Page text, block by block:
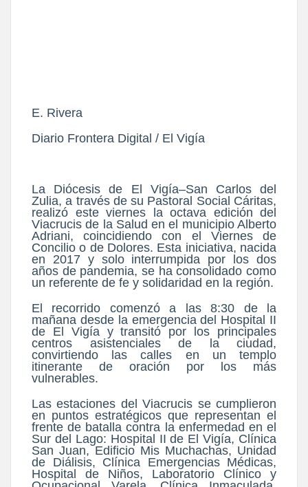
E. Rivera
Diario Frontera Digital / El Vigía
La Diócesis de El Vigía–San Carlos del
Zulia, a través de su Pastoral Social Cáritas,
realizó este viernes la octava edición del
Viacrucis de la Salud en el municipio Alberto
Adriani, coincidiendo con el Viernes de
Concilio o de Dolores. Esta iniciativa, nacida
en 2017 y solo interrumpida por los dos
años de pandemia, se ha consolidado como
un referente de fe y solidaridad en la región.
El recorrido comenzó a las 8:30 de la
mañana desde la emergencia del Hospital II
de El Vigía y transitó por los principales
centros asistenciales de la ciudad,
convirtiendo las calles en un templo
itinerante de oración por los más
vulnerables.
Las estaciones del Viacrucis se cumplieron
en puntos estratégicos que representan el
frente de batalla contra la enfermedad en el
Sur del Lago: Hospital II de El Vigía, Clínica
San Juan, Edificio Mis Muchachas, Unidad
de Diálisis, Clínica Emergencias Médicas,
Hospital de Niños, Laboratorio Clínico y